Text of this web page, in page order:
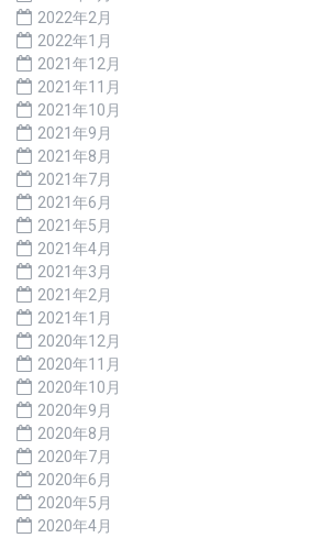
2022年2月
2022年1月
2021年12月
2021年11月
2021年10月
2021年9月
2021年8月
2021年7月
2021年6月
2021年5月
2021年4月
2021年3月
2021年2月
2021年1月
2020年12月
2020年11月
2020年10月
2020年9月
2020年8月
2020年7月
2020年6月
2020年5月
2020年4月